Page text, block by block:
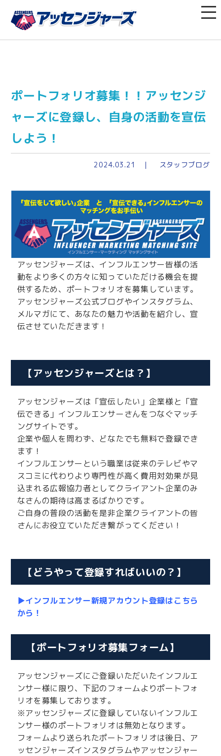
ポートフォリオ募集！！アッセンジ
ャーズに登録し、自身の活動を宣伝
しよう！
2024.03.21 スタッフブログ
アッセンジャーズは、インフルエンサー皆様の活
動をより多くの方々に知っていただける機会を提
供するため、ポートフォリオを募集しています。
アッセンジャーズ公式ブログやインスタグラム、
メルマガにて、あなたの魅力や活動を紹介し、宣
伝させていただきます！
【アッセンジャーズとは？】
アッセンジャーズは「宣伝したい」企業様と「宣
伝できる」インフルエンサーさんをつなぐマッチ
ングサイトです。
企業や個人を問わず、どなたでも無料で登録でき
ます！
インフルエンサーという職業は従来のテレビやマ
スコミに代わりより専門性が高く費用対効果が見
込まれる広報協力者としてクライアント企業のみ
なさんの期待は高まるばかりです。
ご自身の普段の活動を是非企業クライアントの皆
さんにお役立ていただき繋がってください！
【どうやって登録すればいいの？】
▶インフルエンサー新規アカウント登録はこちら
から！
【ポートフォリオ募集フォーム】
アッセンジャーズにご登録いただいたインフルエ
ンサー様に限り、下記のフォームよりポートフォ
リオを募集しております。
※アッセンジャーズに登録していないインフルエ
ンサー様のポートフォリオは無効となります。
フォームより送られたポートフォリオは後日、ア
ッセンジャーズインスタグラムやアッセンジャー